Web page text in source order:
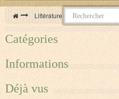
> Littérature Littérature
Catégories
Informations
Déjà vus